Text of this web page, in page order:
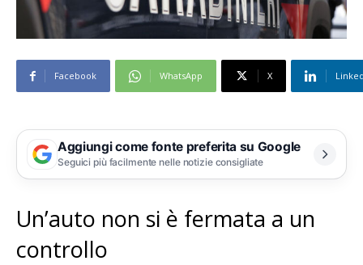
Facebook WhatsApp X
Aggiungi come fonte preferita su Google
Seguici più facilmente nelle notizie consigliate
Un’auto non si è fermata a un
controllo